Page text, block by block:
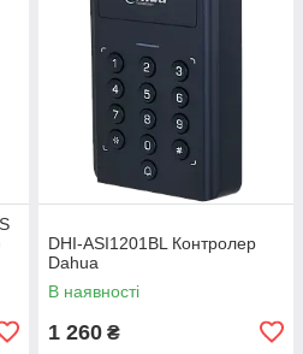
DHI-ASI1201BL Контролер
Dahua
В наявності
1 260 ₴